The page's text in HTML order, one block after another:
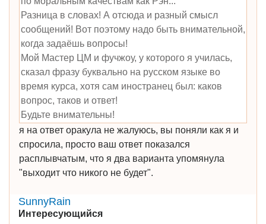
Разница в словах! А отсюда и разный смысл
сообщений! Вот поэтому надо быть внимательной,
когда задаёшь вопросы!
Мой Мастер ЦМ и фучжоу, у которого я училась,
сказал фразу буквально на русском языке во
время курса, хотя сам иностранец был: каков
вопрос, таков и ответ!
Будьте внимательны!
я на ответ оракула не жалуюсь, вы поняли как я и
спросила, просто ваш ответ показался
расплывчатым, что я два варианта упомянула
"выходит что никого не будет".
SunnyRain
Интересующийся